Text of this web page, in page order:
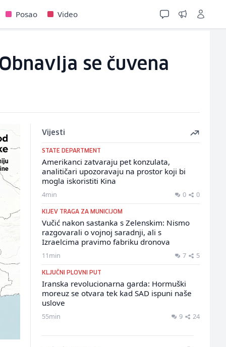
Posao Video
se čuvena
Vijesti
STATE DEPARTMENT
Amerikanci zatvaraju pet konzulata,
analitičari upozoravaju na prostor koji bi
mogla iskoristiti Kina
4min 0 0
KIJEV TRAGA ZA MUNICIJOM
Vučić nakon sastanka s Zelenskim: Nismo
razgovarali o vojnoj saradnji, ali s
Izraelcima pravimo fabriku dronova
11min 7 5
KLJUČNI PLOVNI PUT
Iranska revolucionarna garda: Hormuški
moreuz se otvara tek kad SAD ispuni naše
uslove
55min 9 24